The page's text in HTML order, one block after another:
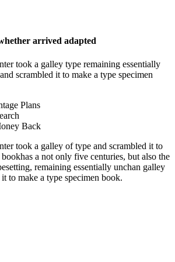
arrived adapted
took a galley type remaining essentially
scrambled it to make a type specimen
Plans
Back
took a galley of type and scrambled it to
a not only five centuries, but also the
remaining essentially unchan galley
to make a type specimen book.